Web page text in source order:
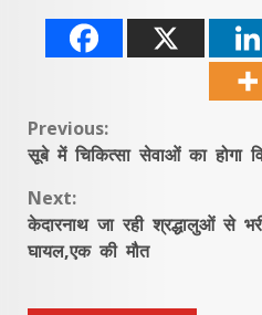
Continue
Reading
Previous:
सूबे में चिकित्सा सेवाओं का होगा
Next:
केदारनाथ जा रही श्रद्धालुओं से
घायल,एक की मौत